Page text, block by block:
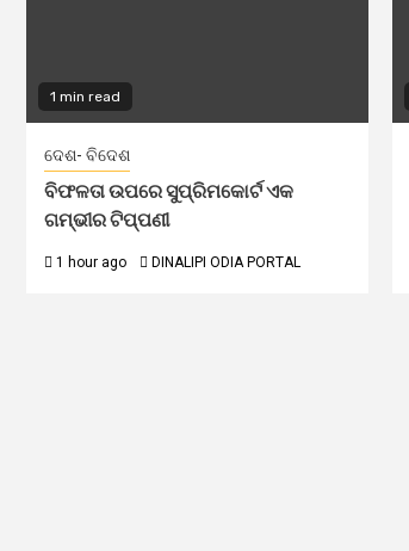
1 min read
ଦେଶ- ବିଦେଶ
ବିଫଳତା ଉପରେ ସୁପ୍ରିମକୋର୍ଟ ଏକ
ଗମ୍ଭୀର ଟିପ୍ପଣୀ
1 hour ago DINALIPI ODIA PORTAL